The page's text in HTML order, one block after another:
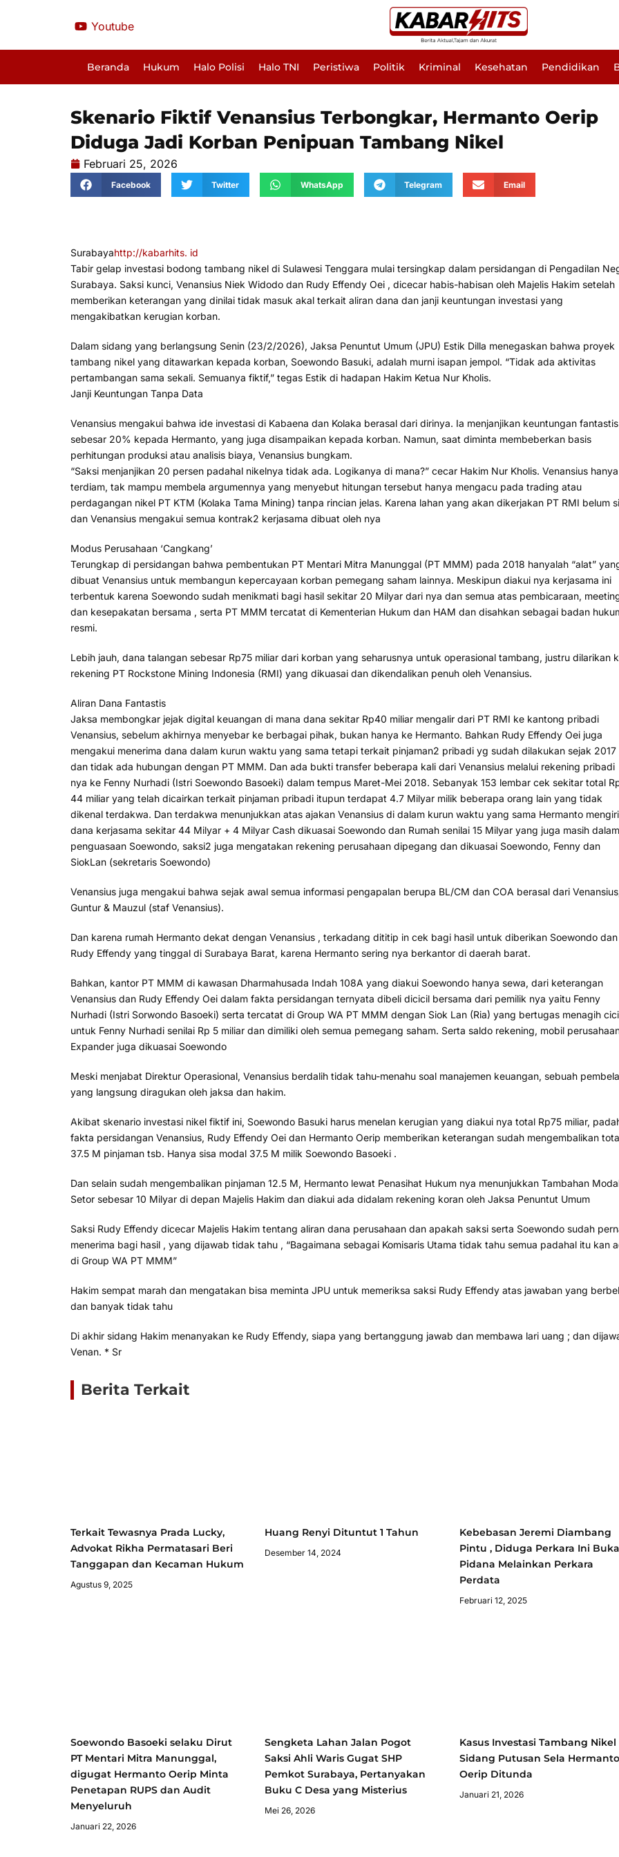
Youtube
Beranda Hukum Halo Polisi Halo TNI Peristiwa Politik Kriminal Kesehatan Pendidikan
Skenario Fiktif Venansius Terbongkar, Hermanto Oerip
Diduga Jadi Korban Penipuan Tambang Nikel
Februari 25, 2026
Facebook Twitter WhatsApp Telegram Email
Surabayahttp://kabarhits. id
Tabir gelap investasi bodong tambang nikel di Sulawesi Tenggara mulai tersingkap dalam persidangan di Pengadilan
Surabaya. Saksi kunci, Venansius Niek Widodo dan Rudy Effendy Oei , dicecar habis-habisan oleh Majelis Hakim setelah
memberikan keterangan yang dinilai tidak masuk akal terkait aliran dana dan janji keuntungan investasi yang
mengakibatkan kerugian korban.
Dalam sidang yang berlangsung Senin (23/2/2026), Jaksa Penuntut Umum (JPU) Estik Dilla menegaskan bahwa proyek
tambang nikel yang ditawarkan kepada korban, Soewondo Basuki, adalah murni isapan jempol. “Tidak ada aktivitas
pertambangan sama sekali. Semuanya fiktif,” tegas Estik di hadapan Hakim Ketua Nur Kholis.
Janji Keuntungan Tanpa Data
Venansius mengakui bahwa ide investasi di Kabaena dan Kolaka berasal dari dirinya. Ia menjanjikan keuntungan fantastis
sebesar 20% kepada Hermanto, yang juga disampaikan kepada korban. Namun, saat diminta membeberkan basis
perhitungan produksi atau analisis biaya, Venansius bungkam.
“Saksi menjanjikan 20 persen padahal nikelnya tidak ada. Logikanya di mana?” cecar Hakim Nur Kholis. Venansius hanya
terdiam, tak mampu membela argumennya yang menyebut hitungan tersebut hanya mengacu pada trading atau
perdagangan nikel PT KTM (Kolaka Tama Mining) tanpa rincian jelas. Karena lahan yang akan dikerjakan PT RMI belum
dan Venansius mengakui semua kontrak2 kerjasama dibuat oleh nya
Modus Perusahaan ‘Cangkang’
Terungkap di persidangan bahwa pembentukan PT Mentari Mitra Manunggal (PT MMM) pada 2018 hanyalah “alat”
dibuat Venansius untuk membangun kepercayaan korban pemegang saham lainnya. Meskipun diakui nya kerjasama ini
terbentuk karena Soewondo sudah menikmati bagi hasil sekitar 20 Milyar dari nya dan semua atas pembicaraan,
dan kesepakatan bersama , serta PT MMM tercatat di Kementerian Hukum dan HAM dan disahkan sebagai badan
resmi.
Lebih jauh, dana talangan sebesar Rp75 miliar dari korban yang seharusnya untuk operasional tambang, justru dilarikan
rekening PT Rockstone Mining Indonesia (RMI) yang dikuasai dan dikendalikan penuh oleh Venansius.
Aliran Dana Fantastis
Jaksa membongkar jejak digital keuangan di mana dana sekitar Rp40 miliar mengalir dari PT RMI ke kantong pribadi
Venansius, sebelum akhirnya menyebar ke berbagai pihak, bukan hanya ke Hermanto. Bahkan Rudy Effendy Oei juga
mengakui menerima dana dalam kurun waktu yang sama tetapi terkait pinjaman2 pribadi yg sudah dilakukan sejak 2017
dan tidak ada hubungan dengan PT MMM. Dan ada bukti transfer beberapa kali dari Venansius melalui rekening pribadi
nya ke Fenny Nurhadi (Istri Soewondo Basoeki) dalam tempus Maret-Mei 2018. Sebanyak 153 lembar cek sekitar total
44 miliar yang telah dicairkan terkait pinjaman pribadi itupun terdapat 4.7 Milyar milik beberapa orang lain yang tidak
dikenal terdakwa. Dan terdakwa menunjukkan atas ajakan Venansius di dalam kurun waktu yang sama Hermanto
dana kerjasama sekitar 44 Milyar + 4 Milyar Cash dikuasai Soewondo dan Rumah senilai 15 Milyar yang juga masih dalam
penguasaan Soewondo, saksi2 juga mengatakan rekening perusahaan dipegang dan dikuasai Soewondo, Fenny dan
SiokLan (sekretaris Soewondo)
Venansius juga mengakui bahwa sejak awal semua informasi pengapalan berupa BL/CM dan COA berasal dari
Guntur & Mauzul (staf Venansius).
Dan karena rumah Hermanto dekat dengan Venansius , terkadang dititip in cek bagi hasil untuk diberikan Soewondo dan
Rudy Effendy yang tinggal di Surabaya Barat, karena Hermanto sering nya berkantor di daerah barat.
Bahkan, kantor PT MMM di kawasan Dharmahusada Indah 108A yang diakui Soewondo hanya sewa, dari keterangan
Venansius dan Rudy Effendy Oei dalam fakta persidangan ternyata dibeli dicicil bersama dari pemilik nya yaitu Fenny
Nurhadi (Istri Sorwondo Basoeki) serta tercatat di Group WA PT MMM dengan Siok Lan (Ria) yang bertugas menagih
untuk Fenny Nurhadi senilai Rp 5 miliar dan dimiliki oleh semua pemegang saham. Serta saldo rekening, mobil
Expander juga dikuasai Soewondo
Meski menjabat Direktur Operasional, Venansius berdalih tidak tahu-menahu soal manajemen keuangan, sebuah
yang langsung diragukan oleh jaksa dan hakim.
Akibat skenario investasi nikel fiktif ini, Soewondo Basuki harus menelan kerugian yang diakui nya total Rp75 miliar,
fakta persidangan Venansius, Rudy Effendy Oei dan Hermanto Oerip memberikan keterangan sudah mengembalikan
37.5 M pinjaman tsb. Hanya sisa modal 37.5 M milik Soewondo Basoeki .
Dan selain sudah mengembalikan pinjaman 12.5 M, Hermanto lewat Penasihat Hukum nya menunjukkan Tambahan
Setor sebesar 10 Milyar di depan Majelis Hakim dan diakui ada didalam rekening koran oleh Jaksa Penuntut Umum
Saksi Rudy Effendy dicecar Majelis Hakim tentang aliran dana perusahaan dan apakah saksi serta Soewondo sudah
menerima bagi hasil , yang dijawab tidak tahu , “Bagaimana sebagai Komisaris Utama tidak tahu semua padahal itu kan
di Group WA PT MMM”
Hakim sempat marah dan mengatakan bisa meminta JPU untuk memeriksa saksi Rudy Effendy atas jawaban yang
dan banyak tidak tahu
Di akhir sidang Hakim menanyakan ke Rudy Effendy, siapa yang bertanggung jawab dan membawa lari uang ; dan
Venan. * Sr
Berita Terkait
Terkait Tewasnya Prada Lucky,
Advokat Rikha Permatasari Beri
Tanggapan dan Kecaman Hukum
Agustus 9, 2025
Huang Renyi Dituntut 1 Tahun
Desember 14, 2024
Kebebasan Jeremi Diambang
Pintu , Diduga Perkara Ini
Pidana Melainkan Perkara
Perdata
Februari 12, 2025
Soewondo Basoeki selaku Dirut
PT Mentari Mitra Manunggal,
digugat Hermanto Oerip Minta
Penetapan RUPS dan Audit
Menyeluruh
Januari 22, 2026
Sengketa Lahan Jalan Pogot
Saksi Ahli Waris Gugat SHP
Pemkot Surabaya, Pertanyakan
Buku C Desa yang Misterius
Mei 26, 2026
Kasus Investasi Tambang Nikel
Sidang Putusan Sela Hermanto
Oerip Ditunda
Januari 21, 2026